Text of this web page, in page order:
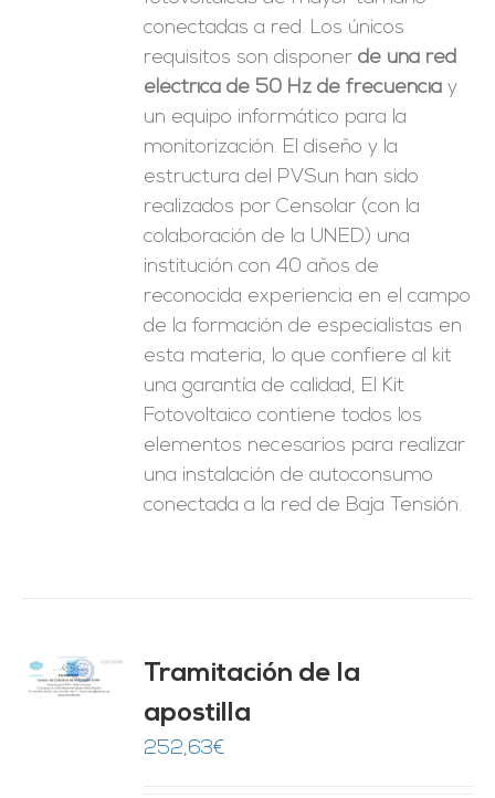
conectadas a red. Los únicos
requisitos son disponerde una red
eléctrica de 50 Hz de frecuencia y
un equipo informático para la
monitorización. El diseño y la
estructura del PVSun han sido
realizados por Censolar (con la
colaboración de la UNED) una
institución con 40 años de
reconocida experiencia en el campo
de la formación de especialistas en
esta materia, lo que confiere al kit
una garantía de calidad, El Kit
Fotovoltaico contiene todos los
elementos necesarios para realizar
una instalación de autoconsumo
conectada a la red de Baja Tensión.
Tramitación de la
apostilla
252,63€